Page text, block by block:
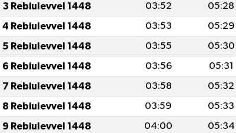
3 Rebiulevvel 1448 03:52 05:28
4 Rebiulevvel 1448 03:53 05:29
5 Rebiulevvel 1448 03:55 05:30
6 Rebiulevvel 1448 03:56 05:31
7 Rebiulevvel 1448 03:58 05:32
8 Rebiulevvel 1448 03:59 05:33
9 Rebiulevvel 1448 04:00 05:34